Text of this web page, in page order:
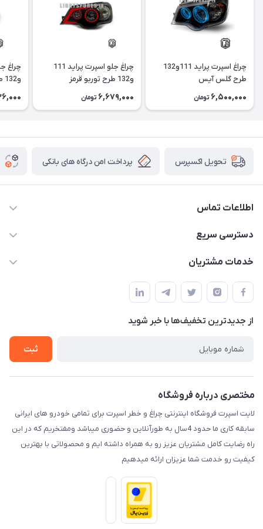
چراغ اسپرت پراید 111و132
طرح گلس آیس
6,500,000 تومان
چراغ جلو اسپرت پراید 111
و132 طرح توربو قرمز
6,679,000 تومان
و132 طرح توربو
تحویل اکسپرس پرداخت امن درگاه های بانکی
اطلاعات تماس
09012926386
دسترسی سریع
حساب کاربری
لیست محصولات
درباره ما
خدمات مشتریان
قوانین و مقررات
حریم خصوصی
راهنما
از جدید‌ترین تخفیف‌ها با‌ خبر شوید
ثبت
مختصری درباره فروشگاه
لایت اسپرت فروشگاه اینترنتی چراغ و خطر اسپرت برای تمامی خودرو های ایرانی
سابقه کاری ما حدود 4سال به طورآنلاین و حضوری میباشد ومفتخریم که در این
راه رضایت کامل مشتریان عزیز رو به همراه داشته ایم و محصولاتی با بهترین
کیفیت رو خدمت شما عزیزان ارائه میدهیم